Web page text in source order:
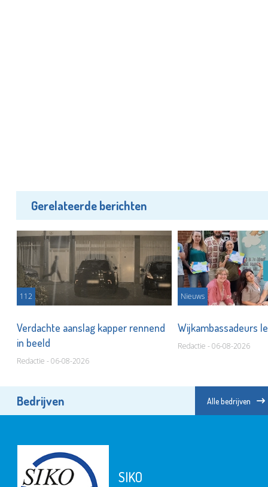
Gerelateerde berichten
112
Verdachte aanslag kapper rennend
in beeld
Redactie - 06-08-2026
Nieuws
Wijkambassadeurs
Redactie - 06-08-2026
Bedrijven Alle bedrijven
SIKO